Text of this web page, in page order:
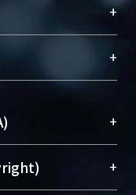
久珍藏及向國際
量，圖書館整合
）不同功能平
。期能整合研
產出、推廣研究
researcher
integrates the
“Academic
+
(Social
+
+
取用性的社會運
究著作公開供使
+